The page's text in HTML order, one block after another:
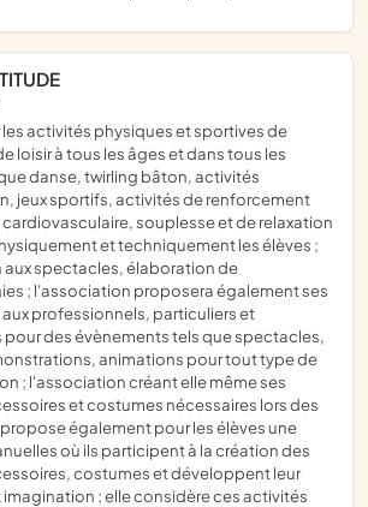
loisir à tous les âges et dans tous les
danse, twirling bâton, activités
jeux sportifs, activités de renforcement
souplesse et de relaxation
et techniquement les élèves ;
aux spectacles, élaboration de
; l'association proposera également ses
professionnels, particuliers et
des évènements tels que spectacles,
animations pour tout type de
; l'association créant elle même ses
et costumes nécessaires lors des
également pour les élèves une
où ils participent à la création des
costumes et développent leur
; elle considère ces activités